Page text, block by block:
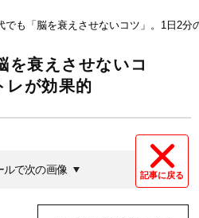
でも「脳を衰えさせないコツ」。1日2分
を衰えさせないコ
レが効果的
記事に戻る
ルで次の画像